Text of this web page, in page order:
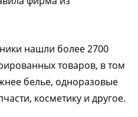
нашли более 2700
товаров, в том
белье, одноразовые
косметику и другое.